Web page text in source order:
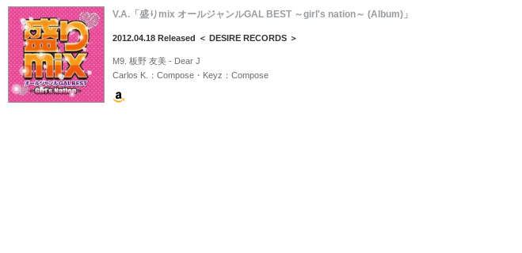
V.A.「盛りmix オールジャンルGAL BEST ～girl's nation～ (Album)」
2012.04.18 Released ＜ DESIRE RECORDS ＞
M9. 板野 友美 - Dear J
Carlos K.：Compose・Keyz：Compose